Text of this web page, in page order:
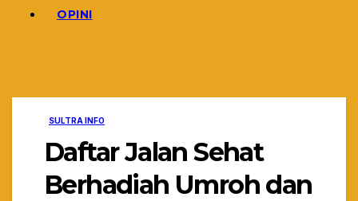
OPINI
SULTRA INFO
Daftar Jalan Sehat
Berhadiah Umroh dan